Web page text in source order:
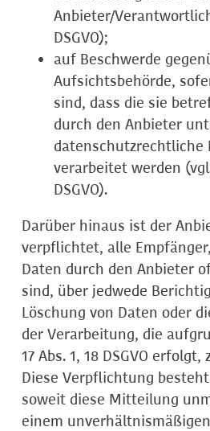
Anbieter/
DSGVO);
auf Beschwerde
Aufsichtsbehörde,
sind, dass die sie
durch den Anbieter
datenschutzrechtliche
verarbeitet werden
DSGVO).
Darüber hinaus ist der
verpflichtet, alle
Daten durch den Anbieter
sind, über jedwede
Löschung von Daten oder
der Verarbeitung, die
17 Abs. 1, 18 DSGVO
Diese Verpflichtung
soweit diese Mitteilung
einem